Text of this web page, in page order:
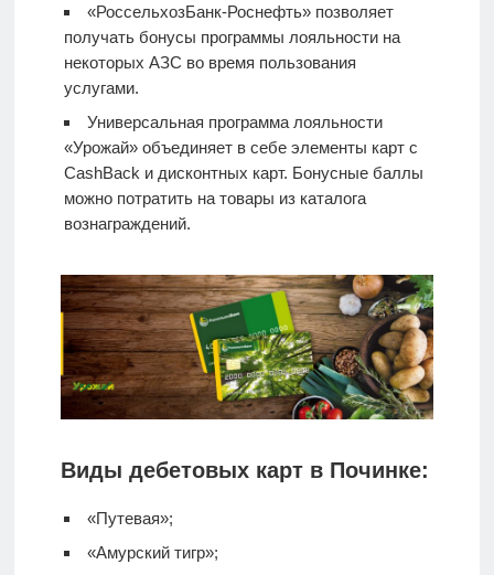
«РоссельхозБанк-Роснефть» позволяет
получать бонусы программы лояльности на
некоторых АЗС во время пользования
услугами.
Универсальная программа лояльности
«Урожай» объединяет в себе элементы карт с
CashBack и дисконтных карт. Бонусные баллы
можно потратить на товары из каталога
вознаграждений.
Виды дебетовых карт в Починке:
«Путевая»;
«Амурский тигр»;